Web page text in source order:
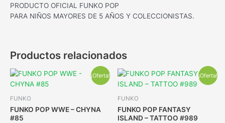
PRODUCTO OFICIAL FUNKO POP
PARA NIÑOS MAYORES DE 5 AÑOS Y COLECCIONISTAS.
Productos relacionados
¡Oferta!
FUNKO
FUNKO POP WWE – CHYNA
#85
¡Oferta!
FUNKO
FUNKO POP FANTASY
ISLAND – TATTOO #989